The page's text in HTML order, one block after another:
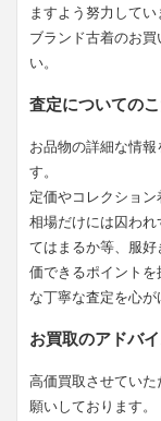
ますよう努力してい
ブランド古着のお
い。
査定についての
お品物の詳細な情
す。
定価やコレクショ
相場だけには囚わ
てはまるか等、服
価できるポイント
な丁寧な査定を心が
お買取のアドバ
高価買取させてい
願いしております。